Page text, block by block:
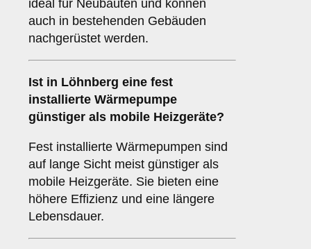
ideal für Neubauten und können
auch in bestehenden Gebäuden
nachgerüstet werden.
Ist in Löhnberg eine fest
installierte Wärmepumpe
günstiger als mobile Heizgeräte?
Fest installierte Wärmepumpen sind
auf lange Sicht meist günstiger als
mobile Heizgeräte. Sie bieten eine
höhere Effizienz und eine längere
Lebensdauer.